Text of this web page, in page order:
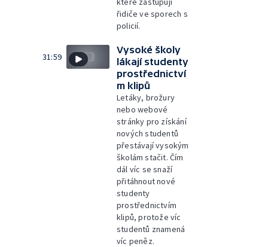
řidiče ve sporech s
policií.
31:59
Vysoké školy
lákají studenty
prostřednictví
m klipů
Letáky, brožury
nebo webové
stránky pro získání
nových studentů
přestávají vysokým
školám stačit. Čím
dál víc se snaží
přitáhnout nové
studenty
prostřednictvím
klipů, protože víc
studentů znamená
víc peněz.